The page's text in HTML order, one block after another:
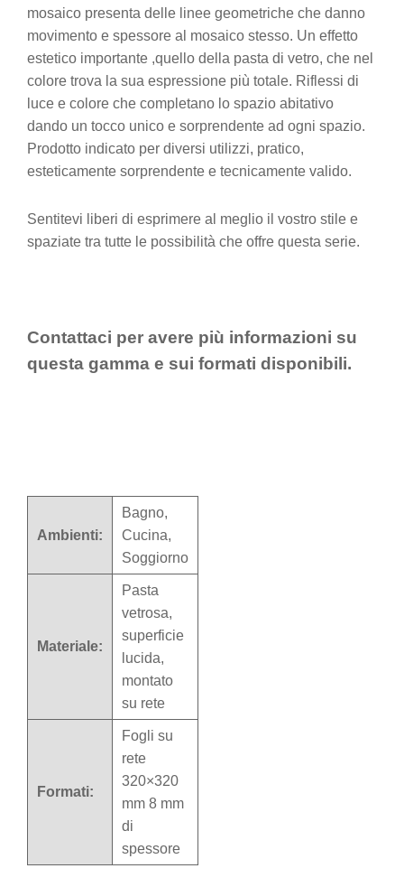
mosaico presenta delle linee geometriche che danno
movimento e spessore al mosaico stesso. Un effetto
estetico importante ,quello della pasta di vetro, che nel
colore trova la sua espressione più totale. Riflessi di
luce e colore che completano lo spazio abitativo
dando un tocco unico e sorprendente ad ogni spazio.
Prodotto indicato per diversi utilizzi, pratico,
esteticamente sorprendente e tecnicamente valido.
Sentitevi liberi di esprimere al meglio il vostro stile e
spaziate tra tutte le possibilità che offre questa serie.
Contattaci per avere più informazioni su
questa gamma e sui formati disponibili.
Ambienti:
Bagno,
Cucina,
Soggiorno
Materiale:
Pasta
vetrosa,
superficie
lucida,
montato
su rete
Formati:
Fogli su
rete
320×320
mm 8 mm
di
spessore